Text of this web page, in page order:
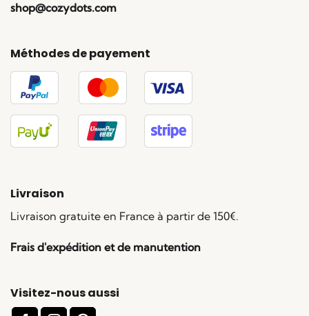
shop@cozydots.com
Méthodes de payement
Livraison
Livraison gratuite en France à partir de 150€.
Frais d'expédition et de manutention
Visitez-nous aussi